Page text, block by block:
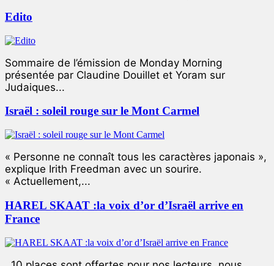
Edito
Sommaire de l’émission de Monday Morning
présentée par Claudine Douillet et Yoram sur
Judaiques...
Israël : soleil rouge sur le Mont Carmel
« Personne ne connaît tous les caractères japonais »,
explique Irith Freedman avec un sourire.
« Actuellement,...
HAREL SKAAT :la voix d’or d’Israël arrive en
France